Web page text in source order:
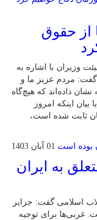
از حقوق
وزیران با اشاره به
گفت: مردم عزیز ما و
در ۴۵ سال گذشته نشان داده‌اند که هیچ‌گاه
بیان اینکه امروز
ثابت شده است،
01 آبان 1403
به ایران
اسلامی گفت: جزایر
غربی‌ها برای توجیه